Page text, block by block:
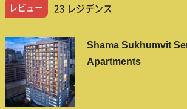
レビュー 23 レジデンス
Shama Sukhumvit
Apartments